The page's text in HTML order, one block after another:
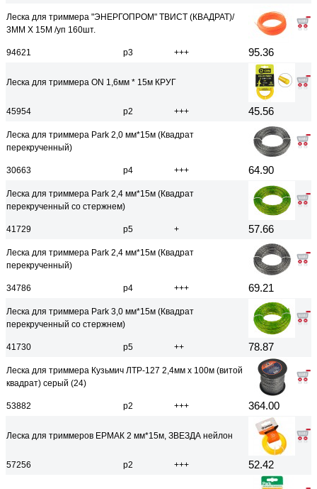
Леска для триммера "ЭНЕРГОПРОМ" ТВИСТ (КВАДРАТ)/
3ММ Х 15М /уп 160шт.
94621 р3 +++ 95.36
Леска для триммера ON 1,6мм * 15м КРУГ
45954 р2 +++ 45.56
Леска для триммера Park 2,0 мм*15м (Квадрат
перекрученный)
30663 р4 +++ 64.90
Леска для триммера Park 2,4 мм*15м (Квадрат
перекрученный со стержнем)
41729 р5 + 57.66
Леска для триммера Park 2,4 мм*15м (Квадрат
перекрученный)
34786 р4 +++ 69.21
Леска для триммера Park 3,0 мм*15м (Квадрат
перекрученный со стержнем)
41730 р5 ++ 78.87
Леска для триммера Кузьмич ЛТР-127 2,4мм х 100м (витой
квадрат) серый (24)
53882 р2 +++ 364.00
Леска для триммеров ЕРМАК 2 мм*15м, ЗВЕЗДА нейлон
57256 р2 +++ 52.42